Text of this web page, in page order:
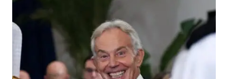
GEZET’